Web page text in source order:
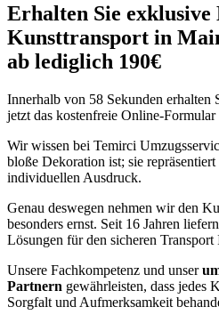
Erhalten Sie
Kunsttransport in
ab lediglich 190€
Innerhalb von 58 Sekunden erhalten
jetzt das kostenfreie Online-Formular
Wir wissen bei Temirci
bloße Dekoration ist; sie
individuellen Ausdruck.
Genau deswegen nehmen wir den
besonders ernst. Seit 16 Jahren
Lösungen für den sicheren
Unsere Fachkompetenz und unser
Partnern gewährleisten, dass jedes
Sorgfalt und Aufmerksamkeit